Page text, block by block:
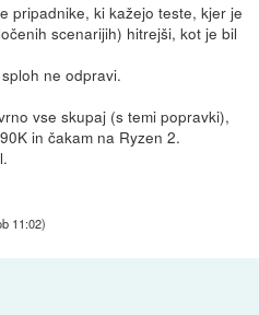
pripadnike, ki kažejo teste, kjer je
scenarijih) hitrejši, kot je bil
ne odpravi.
vse skupaj (s temi popravki),
in čakam na Ryzen 2.
11:02)